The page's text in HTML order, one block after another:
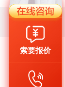
索要报价